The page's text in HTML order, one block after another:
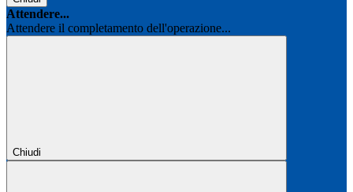
Attendere...
Attendere il completamento dell'operazione...
Chiudi